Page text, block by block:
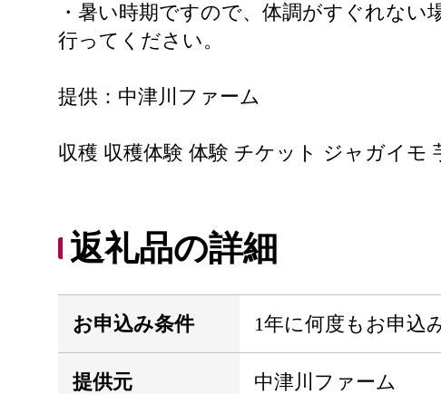
・暑い時期ですので、体調がすぐれな
行ってください。
提供：中津川ファーム
収穫 収穫体験 体験 チケット ジャガイモ
返礼品の詳細
お申込み条件 1年に何度もお申込
提供元 中津川ファーム